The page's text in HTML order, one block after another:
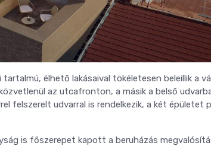
élhető lakásaival tökéletesen beleillik a
az utcafronton, a másik a belső
felszerelt udvarral is rendelkezik, a két épületet
is főszerepet kapott a beruházás